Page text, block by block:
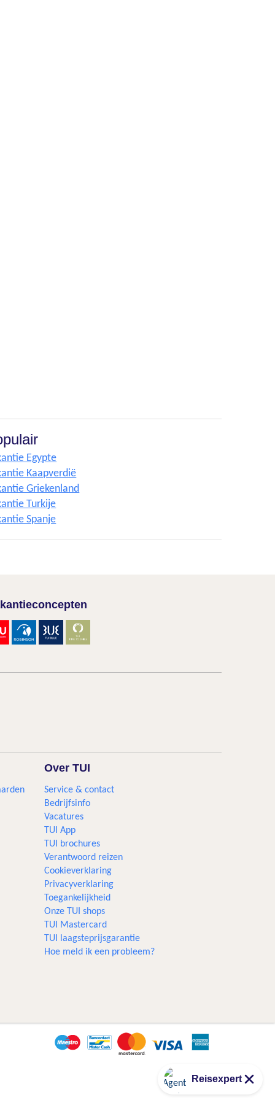
Egypte
Kaapverdië
Griekenland
Turkije
Spanje
Over TUI
Service & contact
Bedrijfsinfo
Vacatures
TUI App
TUI brochures
Verantwoord reizen
Cookieverklaring
Privacyverklaring
Toegankelijkheid
Onze TUI shops
TUI Mastercard
TUI laagsteprijsgarantie
Hoe meld ik een probleem?
Reisexpert